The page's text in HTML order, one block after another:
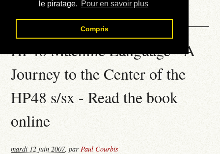
le piratage. Pour en savoir plus
Compris
Contact
HP48 Machine Language - A
Journey to the Center of the
HP48 s/sx - Read the book
online
mardi 12 juin 2007,parPaul Courbis